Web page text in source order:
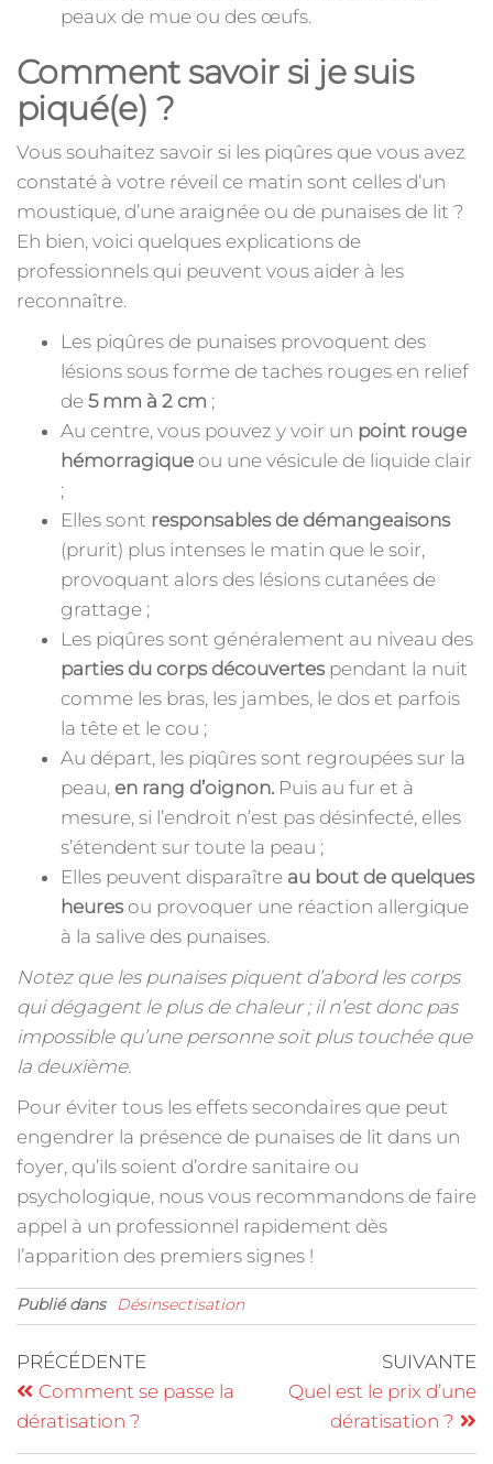
peaux de mue ou des œufs.
Comment savoir si je suis
piqué(e) ?
Vous souhaitez savoir si les piqûres que vous avez
constaté à votre réveil ce matin sont celles d’un
moustique, d’une araignée ou de punaises de lit ?
Eh bien, voici quelques explications de
professionnels qui peuvent vous aider à les
reconnaître.
Les piqûres de punaises provoquent des
lésions sous forme de taches rouges en relief
de 5 mm à 2 cm ;
Au centre, vous pouvez y voir un point rouge
hémorragique ou une vésicule de liquide clair
;
Elles sont responsables de démangeaisons
(prurit) plus intenses le matin que le soir,
provoquant alors des lésions cutanées de
grattage ;
Les piqûres sont généralement au niveau des
parties du corps découvertes pendant la nuit
comme les bras, les jambes, le dos et parfois
la tête et le cou ;
Au départ, les piqûres sont regroupées sur la
peau, en rang d’oignon. Puis au fur et à
mesure, si l’endroit n’est pas désinfecté, elles
s’étendent sur toute la peau ;
Elles peuvent disparaître au bout de quelques
heures ou provoquer une réaction allergique
à la salive des punaises.
Notez que les punaises piquent d’abord les corps
qui dégagent le plus de chaleur ; il n’est donc pas
impossible qu’une personne soit plus touchée que
la deuxième.
Pour éviter tous les effets secondaires que peut
engendrer la présence de punaises de lit dans un
foyer, qu’ils soient d’ordre sanitaire ou
psychologique, nous vous recommandons de faire
appel à un professionnel rapidement dès
l’apparition des premiers signes !
Publié dans Désinsectisation
PRÉCÉDENTE
Comment se passe la
dératisation ?
SUIVANTE
Quel est le prix d’une
dératisation ?